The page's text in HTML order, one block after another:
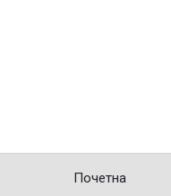
Почетна